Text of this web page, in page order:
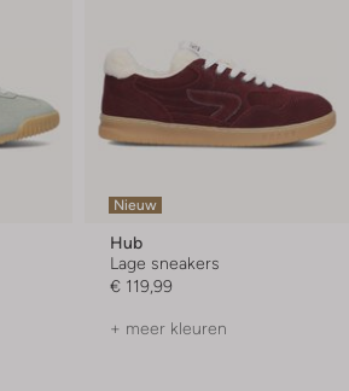
Nieuw
Hub
Lage sneakers
€ 119,99
+ meer kleuren